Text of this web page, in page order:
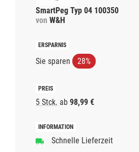
SmartPeg Typ 04 100350
von W&H
Sie sparen 28%
5 Stck. ab 98,99 €
Schnelle Lieferzeit